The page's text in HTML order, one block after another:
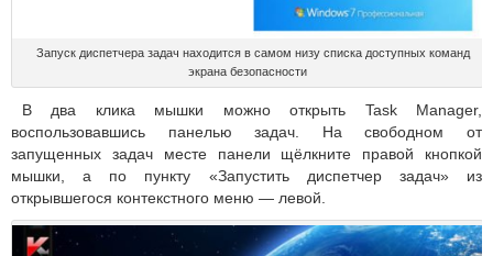
Запуск диспетчера задач находится в самом низу списка доступных команд
экрана безопасности
В два клика мышки можно открыть Task Manager,
воспользовавшись панелью задач. На свободном от
запущенных задач месте панели щёлкните правой кнопкой
мышки, а по пункту «Запустить диспетчер задач» из
открывшегося контекстного меню — левой.